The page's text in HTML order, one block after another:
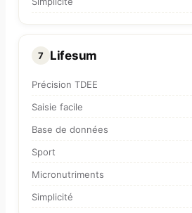
7 Lifesum
Précision TDEE
Saisie facile
Base de données
Sport
Micronutriments
Simplicité